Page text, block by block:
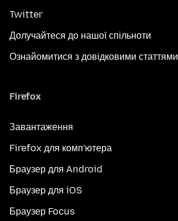
Twitter
Долучайтеся до нашої спільноти
Ознайомитися з довідковими статтями
Firefox
Завантаження
Firefox для комп'ютера
Браузер для Android
Браузер для iOS
Браузер Focus